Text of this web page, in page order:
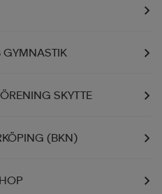
GYMNASTIK
SKYTTE
(BKN)